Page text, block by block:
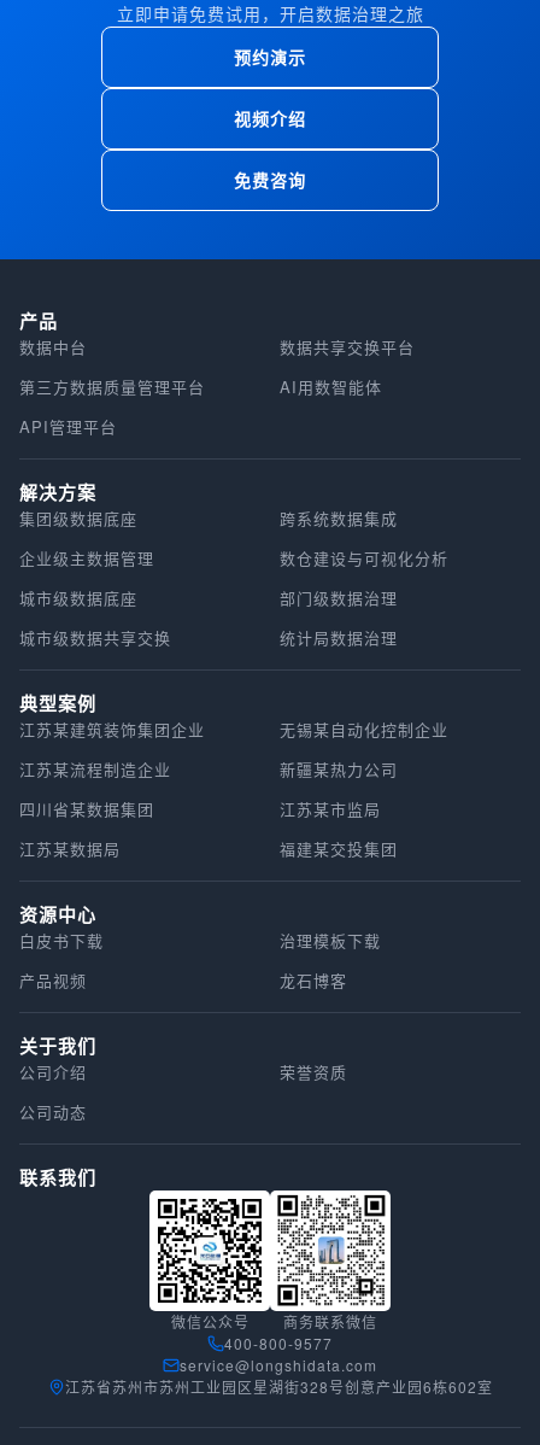
立即申请免费试用，开启数据治理之旅
预约演示
视频介绍
免费咨询
联系我们
微信公众号
商务联系微信
400-800-9577
service@longshidata.com
江苏省苏州市苏州工业园区星湖街328号创意产业园6栋602室
产品
数据中台
数据共享交换平台
第三方数据质量管理平台
AI用数智能体
API管理平台
解决方案
集团级数据底座
跨系统数据集成
企业级主数据管理
数仓建设与可视化分析
城市级数据底座
部门级数据治理
城市级数据共享交换
统计局数据治理
典型案例
江苏某建筑装饰集团企业
无锡某自动化控制企业
江苏某流程制造企业
新疆某热力公司
四川省某数据集团
江苏某市监局
江苏某数据局
福建某交投集团
资源中心
白皮书下载
治理模板下载
产品视频
龙石博客
关于我们
公司介绍
荣誉资质
公司动态